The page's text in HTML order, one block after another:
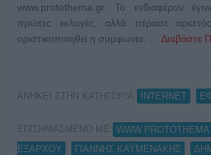
www.protothema.gr. Το ενδιαφέρον
πρώτες εκλογές, αλλά πέρασε
οριστικοποιηθεί η συμφωνία. … Διαβάστε
ΑΝΗΚΕΙ ΣΤΗΝ ΚΑΤΗΓΟΡΙΑ: INTERNET
ΕΠΙΣΗΜΑΣΜΕΝΟ ΜΕ:
ΕΞΑΡΧΟΥ
ΓΙΑΝΝΗΣ ΚΑΫΜΕΝΑΚΗΣ